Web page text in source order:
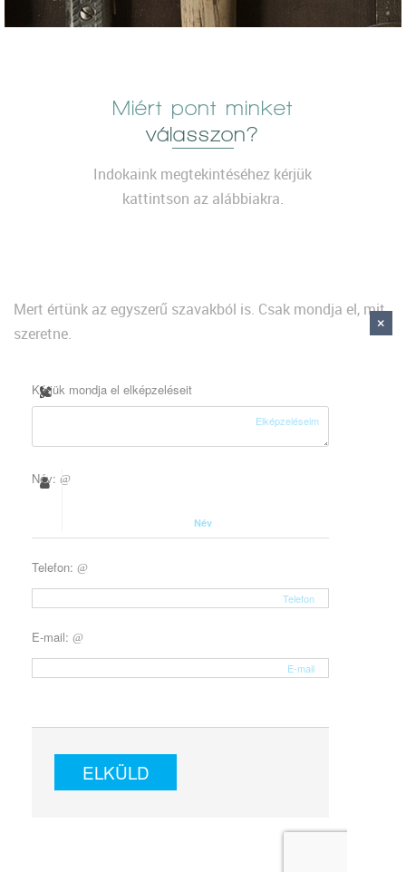
Miért pont minket
válasszon?
Indokaink megtekintéséhez kérjük
kattintson az alábbiakra.
Mert értünk az egyszerű szavakból is. Csak mondja el, mit
szeretne.